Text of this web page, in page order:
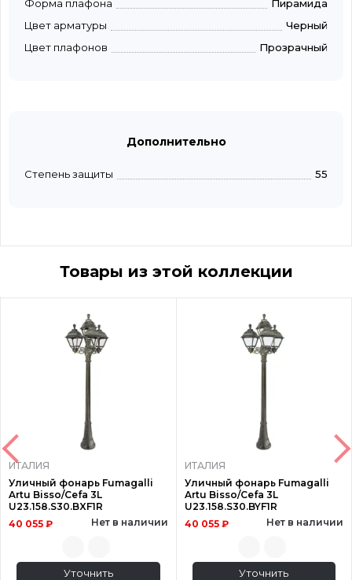
Форма плафона
Пирамида
Цвет арматуры
Черный
Цвет плафонов
Прозрачный
Дополнительно
Степень защиты 55
Товары из этой коллекции
ИТАЛИЯ
Уличный фонарь Fumagalli
Artu Bisso/Cefa 3L
U23.158.S30.BXF1R
40 055 ₽
Нет в наличии
Уточнить
ИТАЛИЯ
Уличный фонарь Fumagalli
Artu Bisso/Cefa 3L
U23.158.S30.BYF1R
40 055 ₽
Нет в наличии
Уточнить